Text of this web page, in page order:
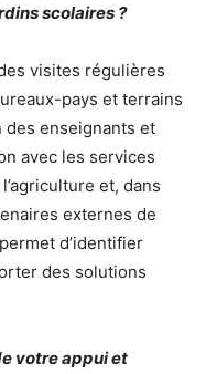
scolaires ?
visites régulières
pays et terrains
des enseignants et
avec les services
et, dans
externes de
d’identifier
des solutions
votre appui et